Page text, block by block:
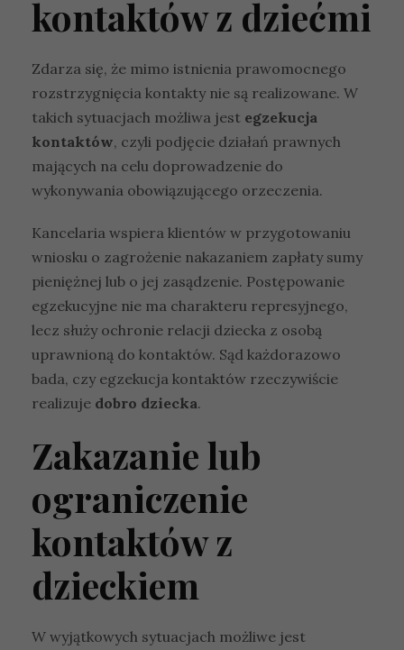
kontaktów z dziećmi
Zdarza się, że mimo istnienia prawomocnego
rozstrzygnięcia kontakty nie są realizowane. W
takich sytuacjach możliwa jest egzekucja
kontaktów, czyli podjęcie działań prawnych
mających na celu doprowadzenie do
wykonywania obowiązującego orzeczenia.
Kancelaria wspiera klientów w przygotowaniu
wniosku o zagrożenie nakazaniem zapłaty sumy
pieniężnej lub o jej zasądzenie. Postępowanie
egzekucyjne nie ma charakteru represyjnego,
lecz służy ochronie relacji dziecka z osobą
uprawnioną do kontaktów. Sąd każdorazowo
bada, czy egzekucja kontaktów rzeczywiście
realizuje dobro dziecka.
Zakazanie lub
ograniczenie
kontaktów z
dzieckiem
W wyjątkowych sytuacjach możliwe jest